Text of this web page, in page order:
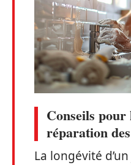
Conseils
réparation
La longévité